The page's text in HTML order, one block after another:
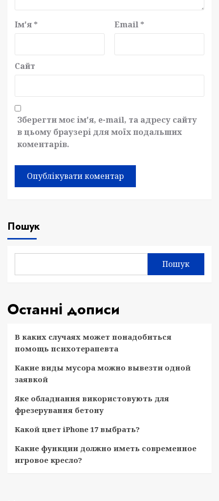
Ім'я * Email *
Сайт
Зберегти моє ім'я, e-mail, та адресу сайту
в цьому браузері для моїх подальших
коментарів.
Пошук
Пошук
Останні дописи
В каких случаях может понадобиться
помощь психотерапевта
Какие виды мусора можно вывезти одной
заявкой
Яке обладнання використовують для
фрезерування бетону
Какой цвет iPhone 17 выбрать?
Какие функции должно иметь современное
игровое кресло?